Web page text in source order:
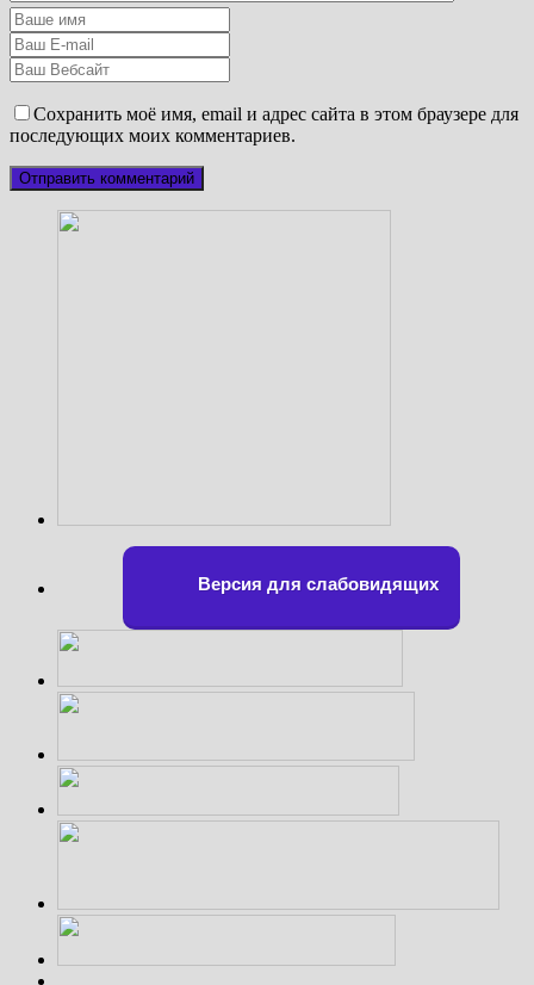
Сохранить моё имя, email и адрес сайта в этом браузере для
последующих моих комментариев.
Версия для слабовидящих